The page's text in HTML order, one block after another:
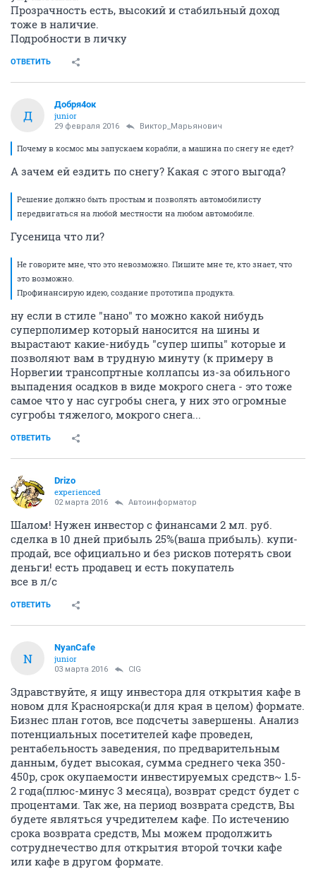
Прозрачность есть, высокий и стабильный доход
тоже в наличие.
Подробности в личку
ОТВЕТИТЬ
Д
Добря4ок
junior
29 февраля 2016 Виктор_Марьянович
Почему в космос мы запускаем корабли, а машина по снегу не едет?
А зачем ей ездить по снегу? Какая с этого выгода?
Решение должно быть простым и позволять автомобилисту
передвигаться на любой местности на любом автомобиле.
Гусеница что ли?
Не говорите мне, что это невозможно. Пишите мне те, кто знает, что
это возможно.
Профинансирую идею, создание прототипа продукта.
ну если в стиле "нано" то можно какой нибудь
суперполимер который наносится на шины и
вырастают какие-нибудь "супер шипы" которые и
позволяют вам в трудную минуту (к примеру в
Норвегии трансопртные коллапсы из-за обильного
выпадения осадков в виде мокрого снега - это тоже
самое что у нас сугробы снега, у них это огромные
сугробы тяжелого, мокрого снега...
ОТВЕТИТЬ
Drizo
experienced
02 марта 2016 Автоинформатор
Шалом! Нужен инвестор с финансами 2 мл. руб.
сделка в 10 дней прибыль 25%(ваша прибыль). купи-
продай, все официально и без рисков потерять свои
деньги! есть продавец и есть покупатель
все в л/с
ОТВЕТИТЬ
N
NyanCafe
junior
03 марта 2016 CIG
Здравствуйте, я ищу инвестора для открытия кафе в
новом для Красноярска(и для края в целом) формате.
Бизнес план готов, все подсчеты завершены. Анализ
потенциальных посетителей кафе проведен,
рентабельность заведения, по предварительным
данным, будет высокая, сумма среднего чека 350-
450р, срок окупаемости инвестируемых средств~ 1.5-
2 года(плюс-минус 3 месяца), возврат средст будет с
процентами. Так же, на период возврата средств, Вы
будете являться учредителем кафе. По истечению
срока возврата средств, Мы можем продолжить
сотруднечество для открытия второй точки кафе
или кафе в другом формате.